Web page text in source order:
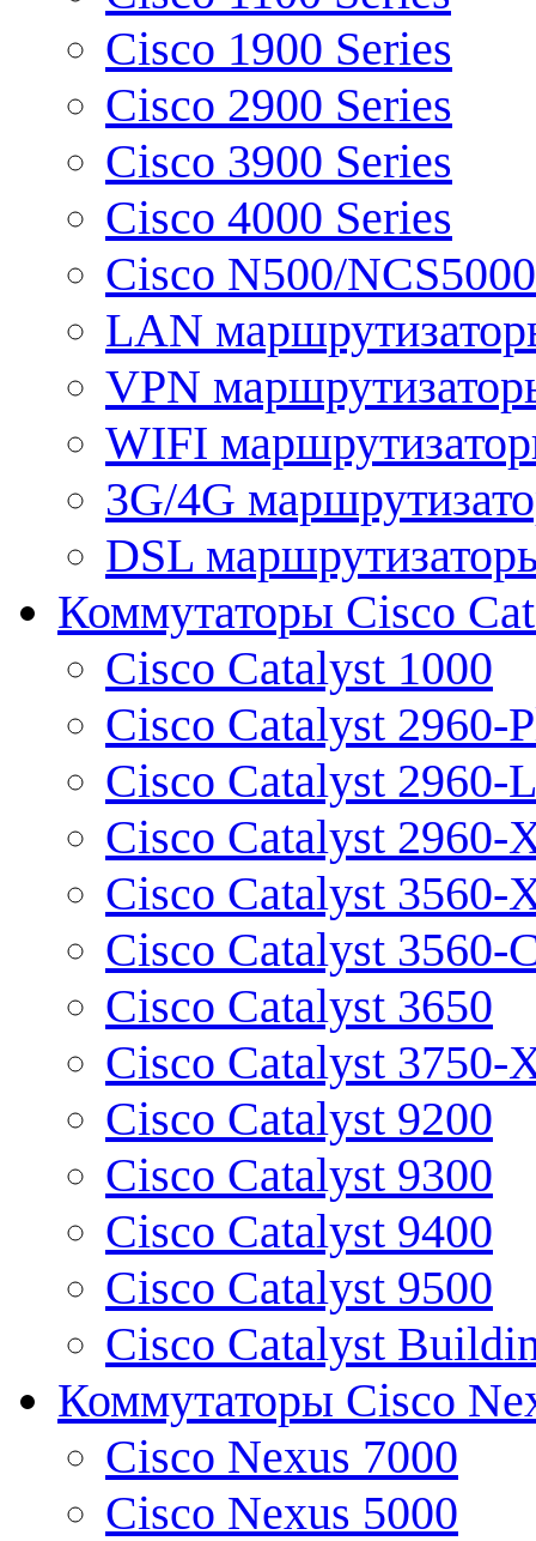
Cisco 1900 Series
Cisco 2900 Series
Cisco 3900 Series
Cisco 4000 Series
Cisco N500/
LAN
VPN
WIFI
3G/4G
DSL
Коммутаторы Cisco
Cisco Catalyst 1000
Cisco Catalyst 2960-
Cisco Catalyst 2960-L
Cisco Catalyst 2960-
Cisco Catalyst 3560-
Cisco Catalyst 3560-
Cisco Catalyst 3650
Cisco Catalyst 3750-
Cisco Catalyst 9200
Cisco Catalyst 9300
Cisco Catalyst 9400
Cisco Catalyst 9500
Cisco Catalyst
Коммутаторы Cisco
Cisco Nexus 7000
Cisco Nexus 5000